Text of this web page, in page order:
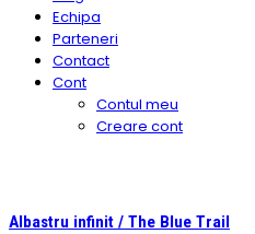
Echipa
Parteneri
Contact
Cont
Contul meu
Creare cont
Albastru infinit / The Blue Trail